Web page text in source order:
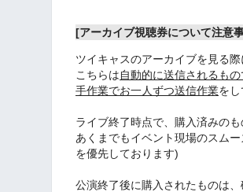
[アーカイブ視聴券について注意
ツイキャスのアーカイブを見る
こちらは自動的に送信されるもの
手作業でお一人ずつ送信作業をし
ライブ終了時点で、購入済みの
あくまでもイベント現場のスム
を優先しております)
公演終了後に購入されたものは